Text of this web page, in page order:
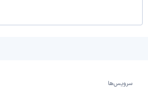
سرویس‌ها